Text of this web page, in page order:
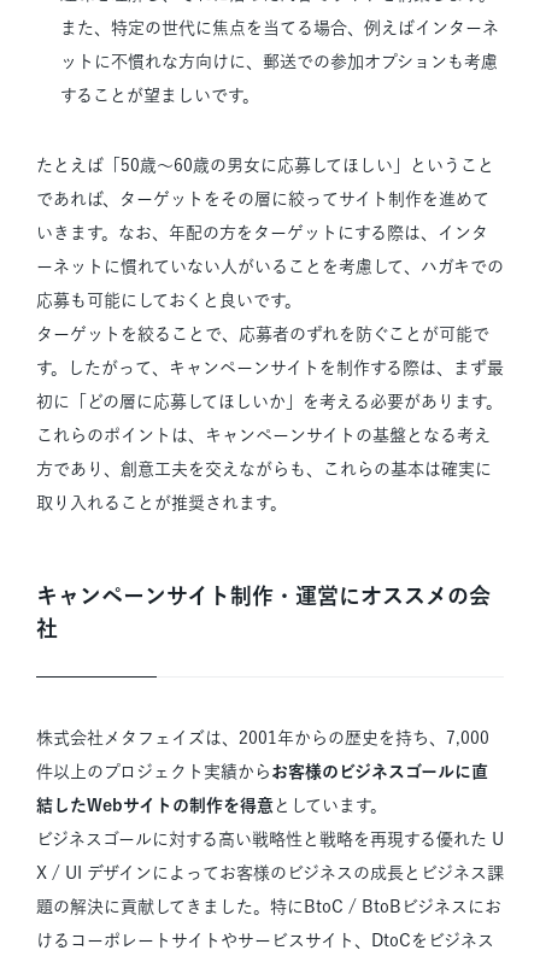
また、特定の世代に焦点を当てる場合、例えばインターネ
ットに不慣れな方向けに、郵送での参加オプションも考慮
することが望ましいです。
たとえば「50歳～60歳の男女に応募してほしい」ということ
であれば、ターゲットをその層に絞ってサイト制作を進めて
いきます。なお、年配の方をターゲットにする際は、インタ
ーネットに慣れていない人がいることを考慮して、ハガキでの
応募も可能にしておくと良いです。
ターゲットを絞ることで、応募者のずれを防ぐことが可能で
す。したがって、キャンペーンサイトを制作する際は、まず最
初に「どの層に応募してほしいか」を考える必要があります。
これらのポイントは、キャンペーンサイトの基盤となる考え
方であり、創意工夫を交えながらも、これらの基本は確実に
取り入れることが推奨されます。
キャンペーンサイト制作・運営にオススメの会
社
株式会社メタフェイズは、2001年からの歴史を持ち、7,000
件以上のプロジェクト実績から お客様のビジネスゴールに直
結したWebサイトの制作を得意 としています。
ビジネスゴールに対する高い戦略性と戦略を再現する優れた U
X / UI デザインによってお客様のビジネスの成長とビジネス課
題の解決に貢献してきました。特にBtoC / BtoBビジネスにお
けるコーポレートサイトやサービスサイト、DtoCをビジネス